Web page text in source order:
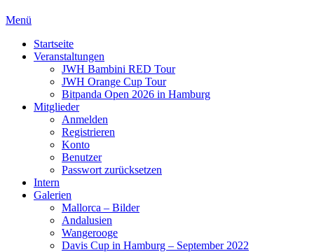
Menü
Startseite
Veranstaltungen
JWH Bambini RED Tour
JWH Orange Cup Tour
Bitpanda Open 2026 in Hamburg
Mitglieder
Anmelden
Registrieren
Konto
Benutzer
Passwort zurücksetzen
Intern
Galerien
Mallorca – Bilder
Andalusien
Wangerooge
Davis Cup in Hamburg – September 2022